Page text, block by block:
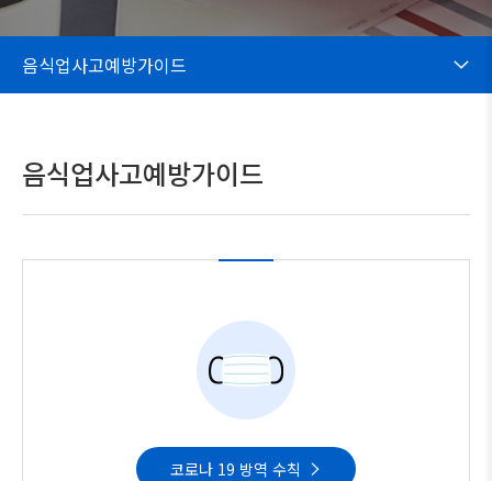
음식업사고예방가이드
음식업사고예방가이드
코로나 19 방역 수칙